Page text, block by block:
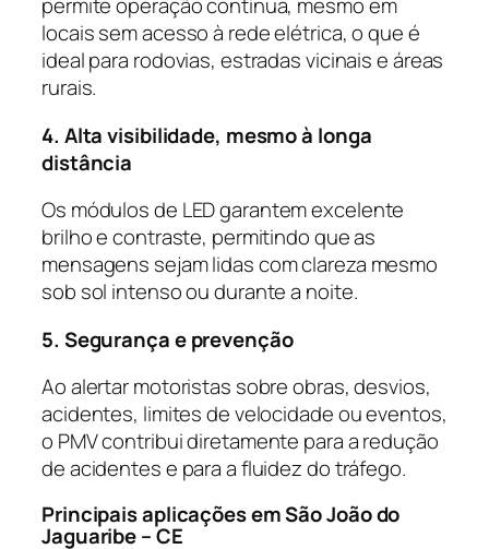
locais sem acesso à rede elétrica, o que é
ideal para rodovias, estradas vicinais e áreas
rurais.
4. Alta visibilidade, mesmo à longa
distância
Os módulos de LED garantem excelente
brilho e contraste, permitindo que as
mensagens sejam lidas com clareza mesmo
sob sol intenso ou durante a noite.
5. Segurança e prevenção
Ao alertar motoristas sobre obras, desvios,
acidentes, limites de velocidade ou eventos,
o PMV contribui diretamente para a redução
de acidentes e para a fluidez do tráfego.
Principais aplicações em São João do
Jaguaribe – CE